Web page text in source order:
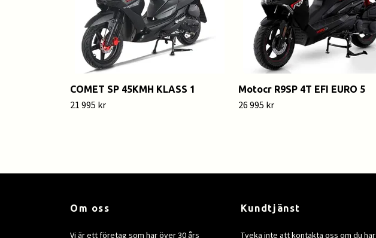
COMET SP 45KMH KLASS 1
21 995 kr
Motocr R9SP 4T EFI EURO 5
26 995 kr
Om oss
Vi är ett företag som har över 30 års
Kundtjänst
Tveka inte att kontakta oss om du har